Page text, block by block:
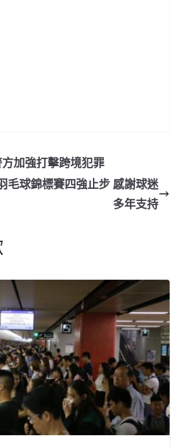
加強打擊跨境犯罪
毛球錦標賽四強止步 感謝球迷
多年支持